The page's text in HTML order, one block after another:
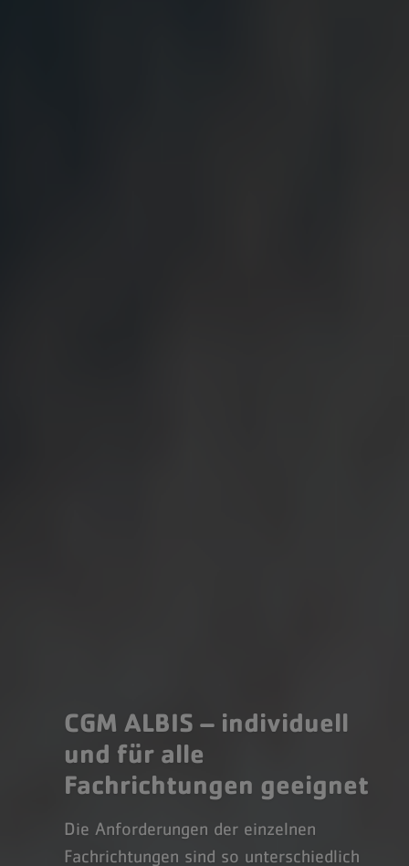
CGM ALBIS – individuell
und für alle
Fachrichtungen geeignet
Die Anforderungen der einzelnen
Fachrichtungen sind so unterschiedlich